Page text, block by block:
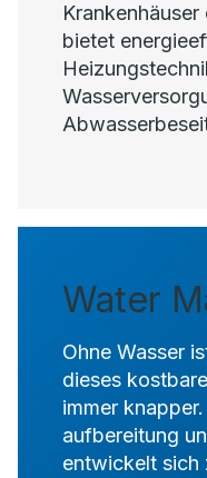
bietet
Water
Ohne Wasser
dieses
immer
aufbereitung
entwickelt sich